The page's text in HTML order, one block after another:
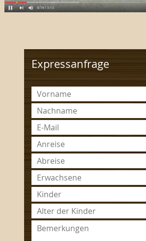
Expressanfrage